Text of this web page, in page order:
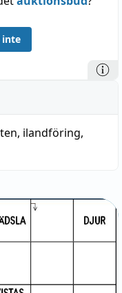
dimin.-suff.
m., fotsula, norska
inte
, ilandföring,